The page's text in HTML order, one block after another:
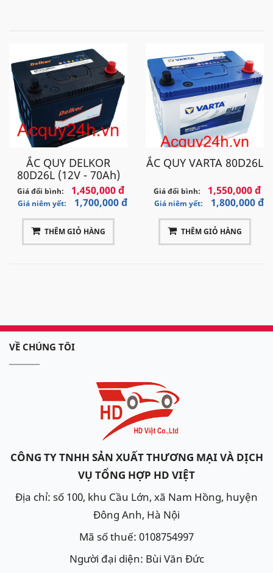
ẮC QUY DELKOR
80D26L (12V - 70Ah)
Giá đổi bình: 1,450,000 đ
Giá niêm yết: 1,700,000 đ
THÊM GIỎ HÀNG
ẮC QUY VARTA 80D26L
Giá đổi bình: 1,550,000 đ
Giá niêm yết: 1,800,000 đ
THÊM GIỎ HÀNG
VỀ CHÚNG TÔI
CÔNG TY TNHH SẢN XUẤT THƯƠNG MẠI VÀ DỊCH
VỤ TỔNG HỢP HD VIỆT
Địa chỉ: số 100, khu Cầu Lớn, xã Nam Hồng, huyện
Đông Anh, Hà Nội
Mã số thuế: 0108754997
Người đại diện: Bùi Văn Đức